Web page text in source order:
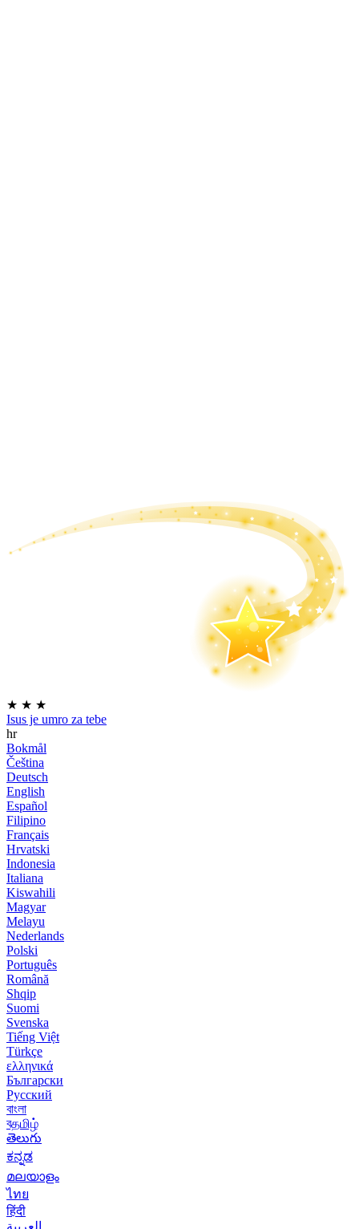
★ ★ ★
Isus je umro za tebe
hr
Bokmål
Čeština
Deutsch
English
Español
Filipino
Français
Hrvatski
Indonesia
Italiana
Kiswahili
Magyar
Melayu
Nederlands
Polski
Português
Română
Shqip
Suomi
Svenska
Tiếng Việt
Türkçe
ελληνικά
Български
Русский
বাংলা
বதமிழ்
తెలుగు
ಕನ್ನಡ
മലയാളം
ไทย
हिंदी
العربية